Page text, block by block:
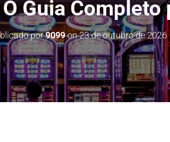
Guia
por9099on23 de outubro de 2026